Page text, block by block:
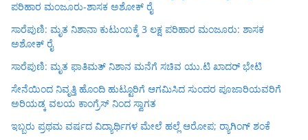
ಪರಿಹಾರ ಮಂಜೂರು-ಶಾಸಕ ಅಶೋಕ್ ರೈ
ಸಾರೆಪುಣಿ: ಮೃತ ನಿಶಾನಾ ಕುಟುಂಬಕ್ಕೆ 3 ಲಕ್ಷ ಪರಿಹಾರ ಮಂಜೂರು: ಶಾಸಕ
ಅಶೋಕ್ ರೈ
ಸಾರೆಪುಣಿ: ಮೃತ ಫಾತಿಮತ್ ನಿಶಾನ ಮನೆಗೆ ಸಚಿವ ಯು.ಟಿ ಖಾದರ್ ಭೇಟಿ
ಸೇನೆಯಿಂದ ನಿವೃತ್ತಿ ಹೊಂದಿ ಹುಟ್ಟೂರಿಗೆ ಆಗಮಿಸಿದ ಸುಂದರ ಪೂಜಾರಿಯವರಿಗೆ
ಅರಿಯಡ್ಕ ವಲಯ ಕಾಂಗ್ರೆಸ್ ನಿಂದ ಸ್ವಾಗತ
ಇಬ್ಬರು ಪ್ರಥಮ ವರ್ಷದ ವಿದ್ಯಾರ್ಥಿಗಳ ಮೇಲೆ ಹಲ್ಲೆ ಆರೋಪ; ರ‍್ಯಾಗಿಂಗ್ ಶಂಕೆ